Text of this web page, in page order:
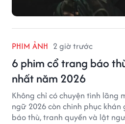
PHIM ẢNH 2 giờ trước
6 phim cổ trang báo
nhất năm 2026
Không chỉ có chuyện tình lãng
ngữ 2026 còn chinh phục
báo thù, tranh quyền và lật